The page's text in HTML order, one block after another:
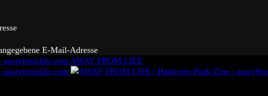
E-Mail-Adresse
AWAY FROM LIFE